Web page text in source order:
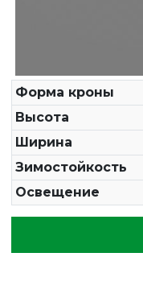
Форма кроны
Высота
Ширина
Зимостойкость
Освещение